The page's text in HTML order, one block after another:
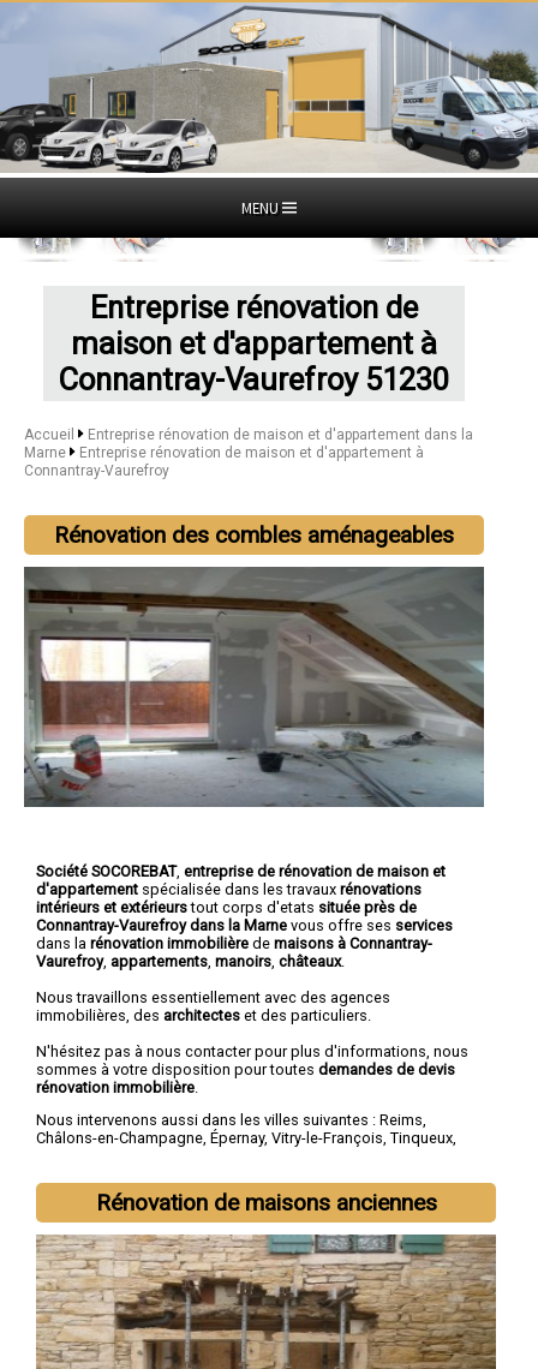
MENU
Entreprise rénovation de
maison et d'appartement à
Connantray-Vaurefroy 51230
Accueil
Entreprise rénovation de maison et d'appartement dans la
Marne
Entreprise rénovation de maison et d'appartement à
Connantray-Vaurefroy
Rénovation des combles aménageables
Société SOCOREBAT, entreprise de rénovation de maison et
d'appartement spécialisée dans les travaux rénovations
intérieurs et extérieurstout corps d'etats située près de
Connantray-Vaurefroy dans la Marne vous offre ses services
dans la rénovation immobilière de maisons à Connantray-
Vaurefroy, appartements manoirs châteaux.
Nous travaillons essentiellement avec des agences
immobilières, des architectes et des particuliers.
N'hésitez pas à nous contacter pour plus d'informations, nous
sommes à votre disposition pour toutes demandes de devis
rénovation immobilière
Nous intervenons aussi dans les villes suivantes : Reims,
Châlons-en-Champagne, Épernay, Vitry-le-François, Tinqueux,
Rénovation de maisons anciennes